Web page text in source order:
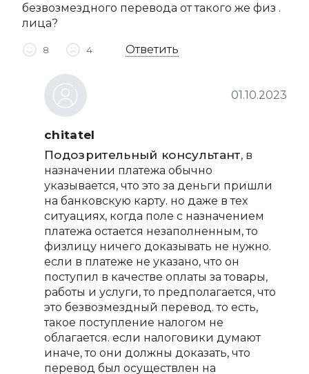
безвозмездного перевода от такого же физ .
лица?
8 4 Ответить
chitatel
01.10.2023
Подозрительный консультант, в
назначении платежа обычно
указывается, что это за деньги пришли
на банковскую карту. но даже в тех
ситуациях, когда поле с назначением
платежа остается незаполненным, то
физлицу ничего доказывать не нужно.
если в платеже не указано, что он
поступил в качестве оплаты за товары,
работы и услуги, то предполагается, что
это безвозмездный перевод. то есть,
такое поступление налогом не
облагается. если налоговики думают
иначе, то они должны доказать, что
перевод был осуществлен на